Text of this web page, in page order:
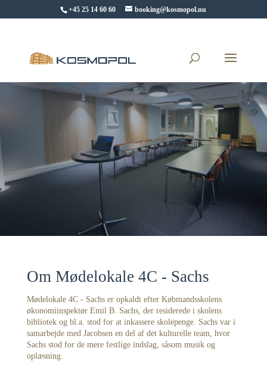
+45 25 14 60 60 booking@kosmopol.nu
Om Mødelokale 4C - Sachs
Mødelokale 4C - Sachs er opkaldt efter Købmandsskolens
økonomiinspektør Emil B. Sachs, der residerede i skolens
bibliotek og bl.a. stod for at inkassere skolepenge. Sachs var i
samarbejde med Jacobsen en del af det kulturelle team, hvor
Sachs stod for de mere festlige indslag, såsom musik og
oplæsning.